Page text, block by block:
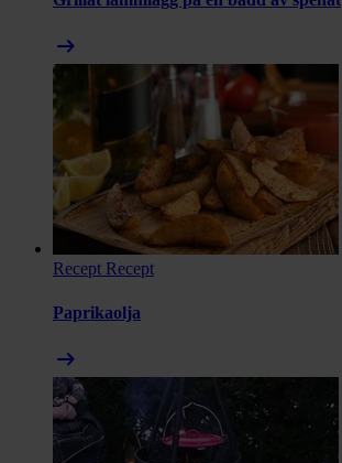
arrow_right_alt
Recept Recept
Paprikaolja
arrow_right_alt